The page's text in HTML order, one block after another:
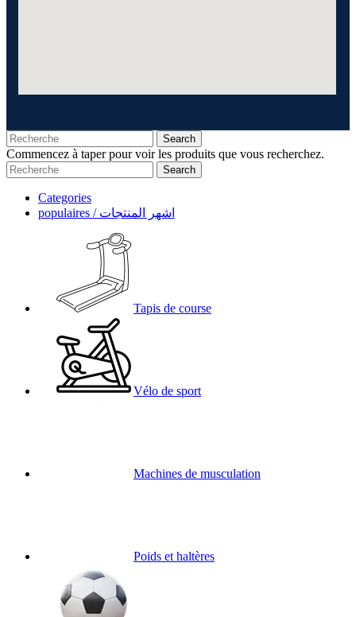
Search
Commencez à taper pour voir les produits que vous recherchez.
Search
Categories
populaires / اشهر المنتجات
Tapis de course
Vélo de sport
Machines de musculation
Poids et haltères